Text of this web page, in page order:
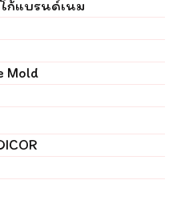
ก้แบรนด์เนม
Mold